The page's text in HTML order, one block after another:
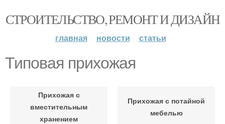
СТРОИТЕЛЬСТВО, РЕМОНТ И ДИЗАЙН
главная новости статьи
Типовая прихожая
Прихожая с
вместительным
хранением
Прихожая с потайной
мебелью